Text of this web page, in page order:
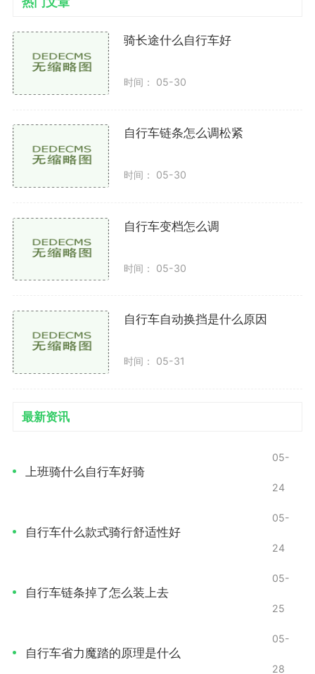
的底部应该距离大链轮约1-3毫米，距离小链轮约5-7毫
调整好高度后，重新固定螺丝。
调节限位螺丝
前变速器通常有两个限位螺丝，分别用于控制变速
器向外和向内的移动。
调整高限位螺丝（H）以确保链条在大链轮时不会
调整低限位螺丝（L）以确保链条在小链轮时同样
不会掉链。
手动操作变速手柄，检查变速器是否顺畅。如果出
现卡顿现象，可能需要进一步微调。
如何调整后变速器
检查链条与飞轮：确保链条和飞轮的状态良好，必
定位后变速器
调节限位螺丝
骑长途什么自行车好
时间： 05-30
自行车链条怎么调松紧
时间： 05-30
自行车变档怎么调
时间： 05-30
自行车自动换挡是什么原因
时间： 05-31
最新资讯
上班骑什么自行车好骑
05-
24
自行车什么款式骑行舒适性好
05-
24
自行车链条掉了怎么装上去
05-
25
自行车省力魔踏的原理是什么
05-
28